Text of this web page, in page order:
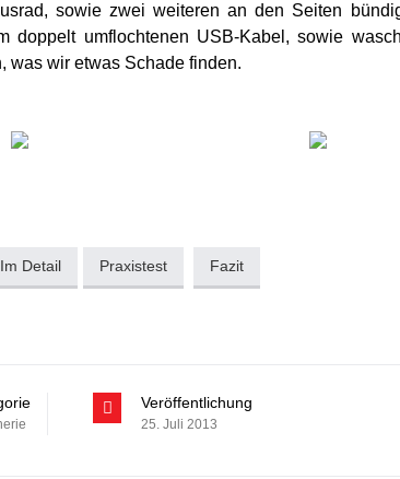
sowie zwei weiteren an den Seiten
doppelt umflochtenen USB-Kabel, sowie
was wir etwas Schade finden.
Im Detail Praxistest Fazit
Veröffentlichung
25. Juli 2013